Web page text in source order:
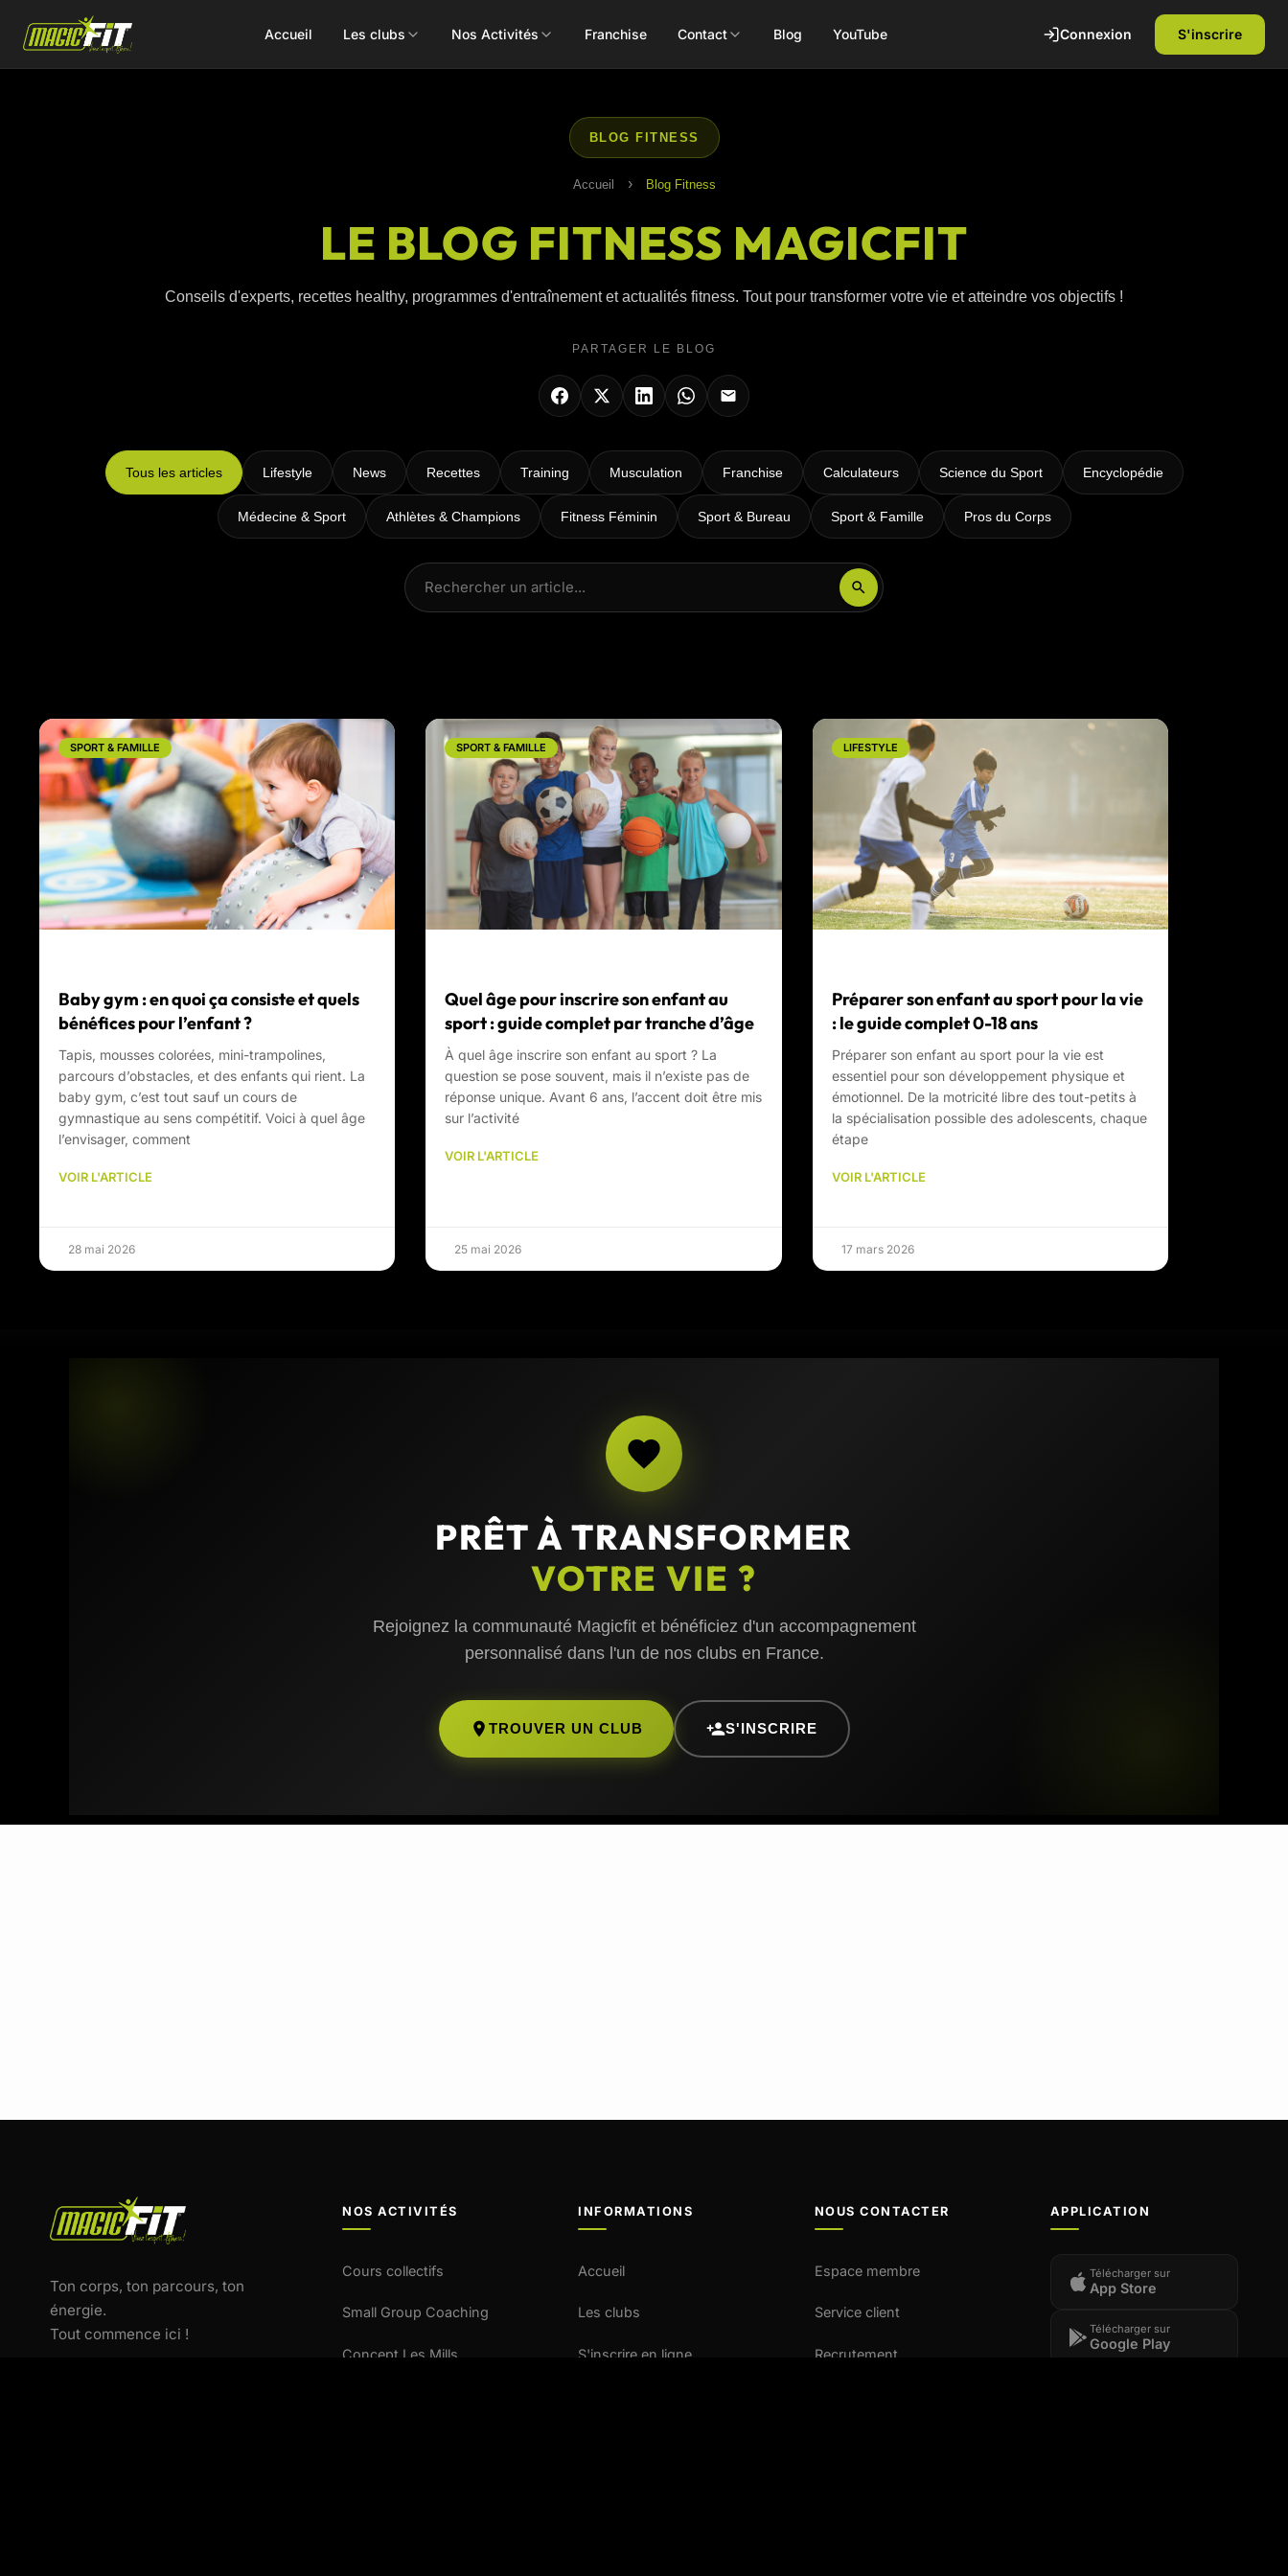
Accueil Les clubs Nos Activités
Renforcement
Intensifs
Cardio
Small Group
Perso
Les Mills
Concept
ALEOP
Aléop Cardio
Aléop Force
Aléop Fight
Booty Shape
Pôle Santé
Zumba Kids
Danse Kids
Franchise Contact Blog YouTube Connexion S'inscrire
BLOG FITNESS
Accueil › Blog Fitness
LE BLOG FITNESS MAGICFIT
Conseils d'experts, recettes healthy, programmes d'entraînement et actualités fitness. Tout pour transformer votre vie et atteindre vos objectifs !
PARTAGER LE BLOG
Tous les articles Lifestyle News Recettes Training Musculation Franchise Calculateurs Science du Sport Encyclopédie
Médecine & Sport Athlètes & Champions Fitness Féminin Sport & Bureau Sport & Famille Pros du Corps
SPORT & FAMILLE
Baby gym : en quoi ça consiste et quels
bénéfices pour l’enfant ?
Tapis, mousses colorées, mini-trampolines,
parcours d’obstacles, et des enfants qui rient. La
baby gym, c’est tout sauf un cours de
gymnastique au sens compétitif. Voici à quel âge
l’envisager, comment
VOIR L'ARTICLE
28 mai 2026
SPORT & FAMILLE
Quel âge pour inscrire son enfant au
sport : guide complet par tranche d’âge
À quel âge inscrire son enfant au sport ? La
question se pose souvent, mais il n’existe pas de
réponse unique. Avant 6 ans, l’accent doit être mis
sur l’activité
VOIR L'ARTICLE
25 mai 2026
LIFESTYLE
Préparer son enfant au sport pour la vie
: le guide complet 0-18 ans
Préparer son enfant au sport pour la vie est
essentiel pour son développement physique et
émotionnel. De la motricité libre des tout-petits à
la spécialisation possible des adolescents, chaque
étape
VOIR L'ARTICLE
17 mars 2026
PRÊT À TRANSFORMER
VOTRE VIE ?
Rejoignez la communauté Magicfit et bénéficiez d'un accompagnement
personnalisé dans l'un de nos clubs en France.
TROUVER UN CLUB S'INSCRIRE
Ton corps, ton parcours, ton
énergie.
Tout commence ici !
NOS ACTIVITÉS
Cours collectifs
Small Group Coaching
Concept Les Mills
INFORMATIONS
Accueil
Les clubs
S'inscrire en ligne
NOUS CONTACTER
Espace membre
Service client
Recrutement
APPLICATION
Télécharger sur
App Store
Télécharger sur
Google Play